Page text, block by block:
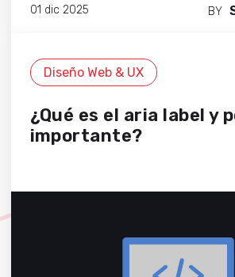
01 dic 2025 BY
Diseño Web & UX
¿Qué es el aria label y
importante?